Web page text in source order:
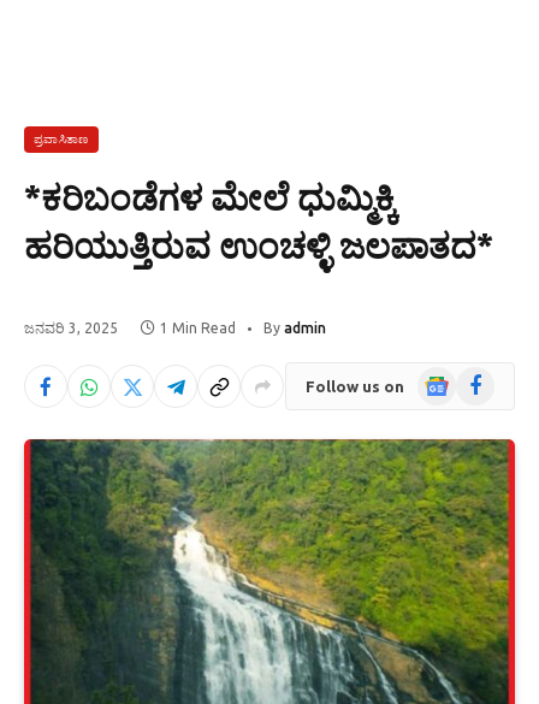
ಪ್ರವಾಸಿತಾಣ
*ಕರಿಬಂಡೆಗಳ ಮೇಲೆ ಧುಮ್ಮಿಕ್ಕಿ
ಹರಿಯುತ್ತಿರುವ ಉಂಚಳ್ಳಿ ಜಲಪಾತದ*
ಜನವರಿ 3, 2025 1 Min Read By admin
Follow us on
GoogleFacebook